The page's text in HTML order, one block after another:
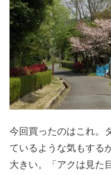
今回買ったのはこれ。
ているような気もする
大きい。「アクは見た